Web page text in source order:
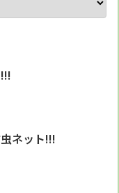
ネット!!!